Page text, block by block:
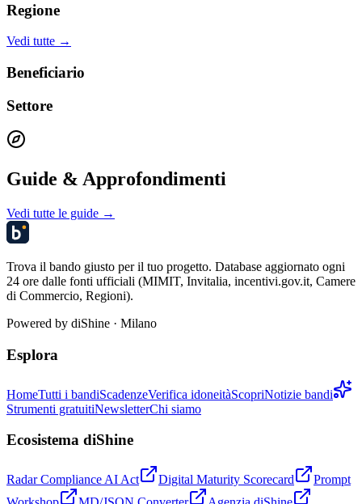
Regione
Vedi tutte →
Beneficiario
Settore
Guide & Approfondimenti
Vedi tutte le guide →
Trova il bando giusto per il tuo progetto. Database aggiornato ogni
24 ore dalle fonti ufficiali (MIMIT, Invitalia, incentivi.gov.it, Camere
di Commercio, Regioni).
Powered by diShine · Milano
Esplora
HomeTutti i bandiScadenzeVerifica idoneitàScopriNotizie bandi
Strumenti gratuitiNewsletterChi siamo
Ecosistema diShine
Radar Compliance AI Act Digital Maturity Scorecard
Prompt